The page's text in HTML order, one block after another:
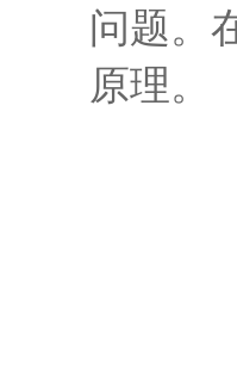
问题。
原理。